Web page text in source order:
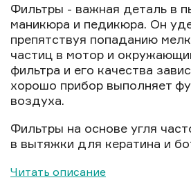
Фильтры - важная деталь в
маникюра и педикюра. Он
препятствуя попаданию
частиц в мотор и
фильтра и его качества
хорошо прибор выполняет
воздуха.
Фильтры на основе угля
в вытяжки для кератина и
Читать описание